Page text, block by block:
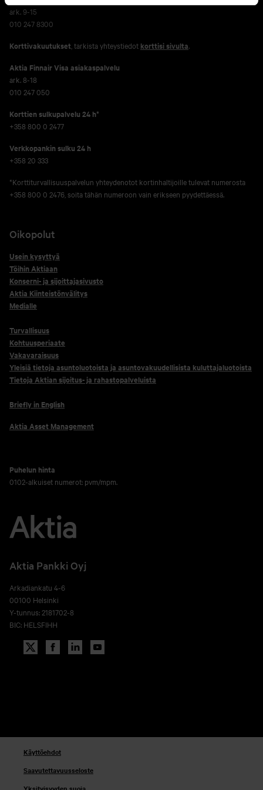
ark. 9-15
010 247 8300
Korttivakuutukset , tarkista yhteystiedot korttisi sivulta.
Aktia Finnair Visa asiakaspalvelu
ark. 8-18
010 247 050
Korttien sulkupalvelu 24 h*
+358 800 0 2477
Verkko­pankin sulku 24 h
+358 20 333
*Korttiturvallisuuspalvelun yhteydenotot kortinhaltijoille tulevat numerosta
+358 800 0 2476, soita tähän numeroon vain erikseen pyydettäessä.
Oikopolut
Usein kysyttyä
Töihin Aktiaan
Konserni- ja sijoittajasivusto
Aktia Kiinteistönvälitys
Medialle
Turvallisuus
Kohtuusperiaate
Vakavaraisuus
Yleisiä tietoja asuntoluotoista ja asuntovakuudellisista kuluttajaluotoista
Tietoja Aktian sijoitus- ja rahastopalveluista
Briefly in English
Aktia Asset Management
Puhelun hinta
0102-alkuiset numerot: pvm/mpm.
Aktia Pankki Oyj
Arkadiankatu 4-6
00100 Helsinki
Y-tunnus: 2181702-8
BIC: HELSFIHH
Käyttöehdot
Saavutettavuusseloste